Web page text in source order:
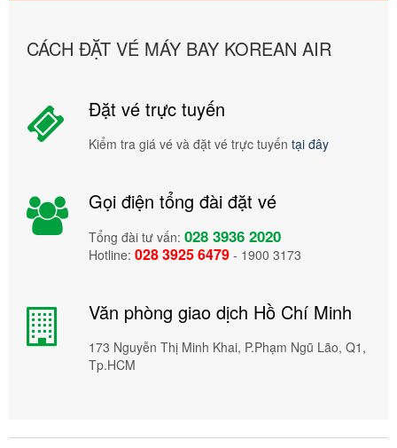
CÁCH ĐẶT VÉ MÁY BAY KOREAN AIR
Đặt vé trực tuyến
Kiểm tra giá vé và đặt vé trực tuyến tại đây
Gọi điện tổng đài đặt vé
Tổng đài tư vấn: 028 3936 2020
Hotline: 028 3925 6479 - 1900 3173
Văn phòng giao dịch Hồ Chí Minh
173 Nguyễn Thị Minh Khai, P.Phạm Ngũ Lão, Q1,
Tp.HCM